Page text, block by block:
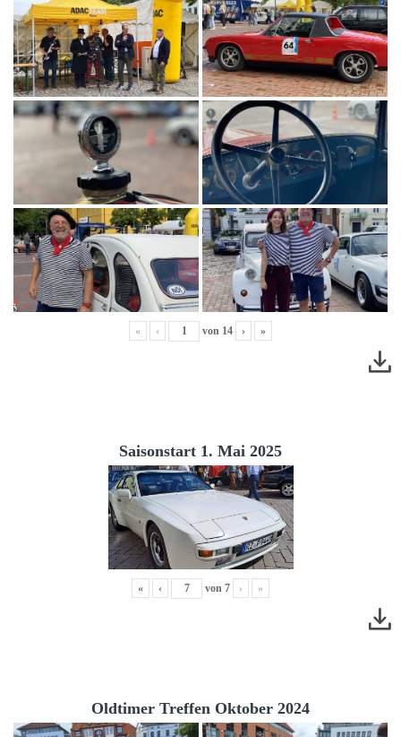
« ‹ von 14 › »
Saisonstart 1. Mai 2025
« ‹ von 7 › »
Oldtimer Treffen Oktober 2024